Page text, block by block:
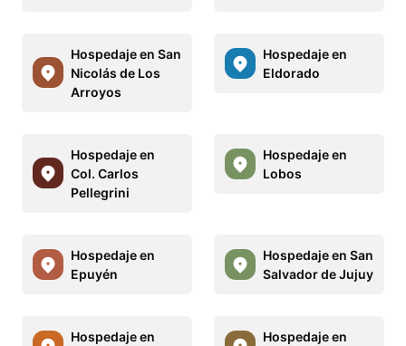
Hospedaje en San
Nicolás de Los
Arroyos
Hospedaje en
Eldorado
Hospedaje en
Col. Carlos
Pellegrini
Hospedaje en
Lobos
Hospedaje en
Epuyén
Hospedaje en San
Salvador de Jujuy
Hospedaje en
Hospedaje en